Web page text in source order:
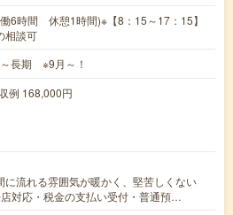
6時間 休憩1時間)※【8：15～17：15】
相談可
長期 ※9月～！
例 168,000円
に流れる雰囲気が暖かく、堅苦しくない
対応・税金の支払い受付・普通預…